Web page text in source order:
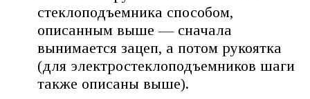
стеклоподъемника способом,
описанным выше — сначала
вынимается зацеп, а потом рукоятка
(для электростеклоподъемников шаги
также описаны выше).